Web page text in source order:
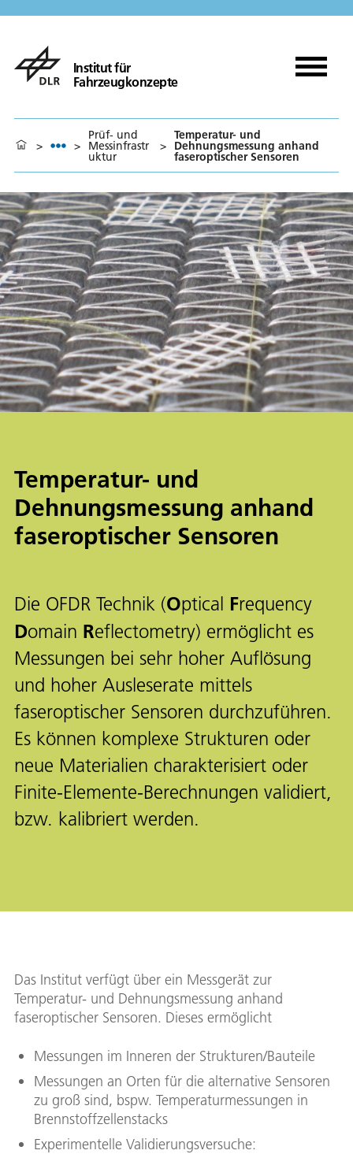
Institut für
Fahrzeugkonzepte
> >
Prüf- und
Messinfrastr
uktur
>
Temperatur- und
Dehnungsmessung anhand
faseroptischer Sensoren
Temperatur- und
Dehnungsmessung anhand
faseroptischer Sensoren
Die OFDR Technik (Optical Frequency
Domain Reflectometry) ermöglicht es
Messungen bei sehr hoher Auflösung
und hoher Ausleserate mittels
faseroptischer Sensoren durchzuführen.
Es können komplexe Strukturen oder
neue Materialien charakterisiert oder
Finite-Elemente-Berechnungen validiert,
bzw. kalibriert werden.
Das Institut verfügt über ein Messgerät zur
Temperatur- und Dehnungsmessung anhand
faseroptischer Sensoren. Dieses ermöglicht
Messungen im Inneren der Strukturen/Bauteile
Messungen an Orten für die alternative Sensoren
zu groß sind, bspw. Temperaturmessungen in
Brennstoffzellenstacks
Experimentelle Validierungsversuche: